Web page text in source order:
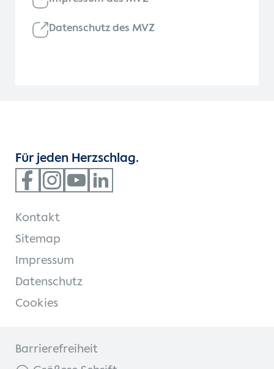
Datenschutz des MVZ
Für jeden Herzschlag.
Kontakt
Sitemap
Impressum
Datenschutz
Cookies
Barrierefreiheit